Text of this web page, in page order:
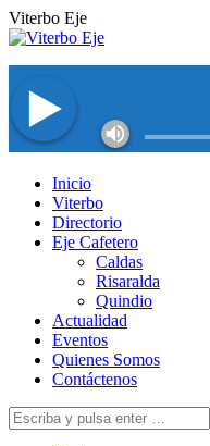
Saltar
al
Viterbo Eje
Facebook
page
opens
Twitter
page
opens
Instagram
page
opens
YouTube
page
opens
Inicio
Viterbo
Directorio
Eje Cafetero
Caldas
Risaralda
Quindio
Actualidad
Eventos
Quienes Somos
Contáctenos
Buscar: